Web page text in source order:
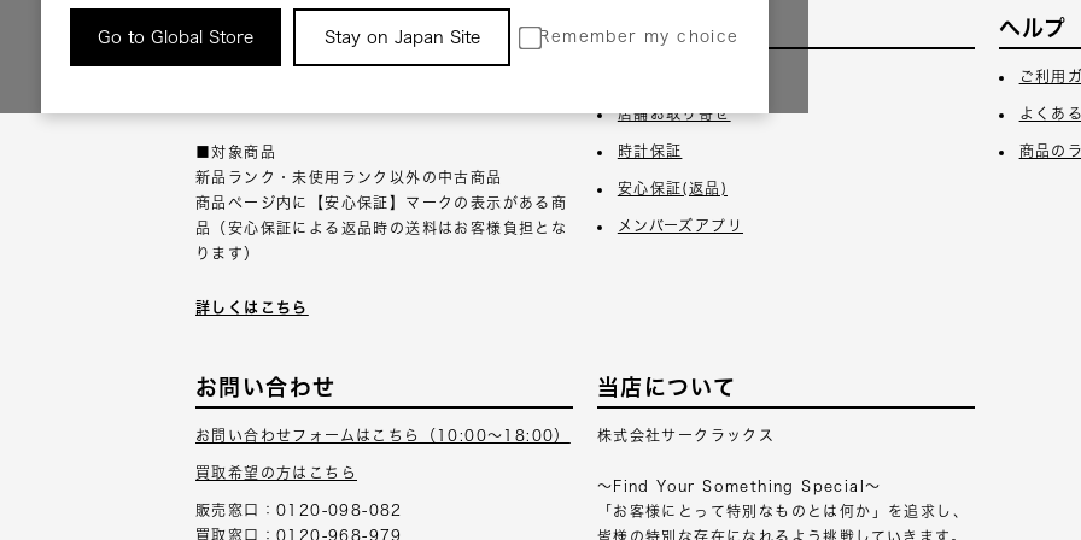
Go to Global Store Stay on Japan Site Remember my choice
返品について
■対象商品
新品ランク・未使用ランク以外の中古商品
商品ページ内に【安心保証】マークの表示がある商
品（安心保証による返品時の送料はお客様負担とな
ります）
詳しくはこちら
サービス
店舗お取り寄せ
時計保証
安心保証(返品)
メンバーズアプリ
ヘルプ
ご利用
よくあ
商品の
お問い合わせ
お問い合わせフォームはこちら（10:00～18:00）
買取希望の方はこちら
販売窓口：0120-098-082
買取窓口：0120-968-979
当店について
株式会社サークラックス
～Find Your Something Special～
「お客様にとって特別なものとは何か」を追求し、
皆様の特別な存在になれるよう挑戦していきます。